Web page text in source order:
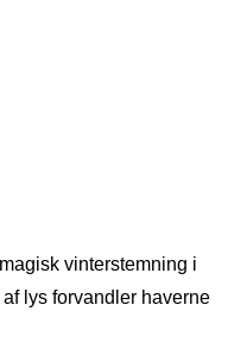
vinterstemning i
lys forvandler haverne